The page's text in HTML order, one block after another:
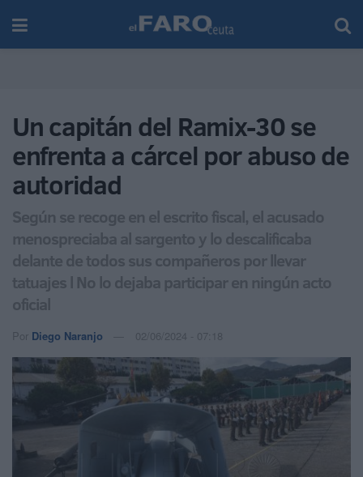
Un capitán del Ramix-30 se
enfrenta a cárcel por abuso de
autoridad
Según se recoge en el escrito fiscal, el acusado
menospreciaba al sargento y lo descalificaba
delante de todos sus compañeros por llevar
tatuajes l No lo dejaba participar en ningún acto
oficial
Por Diego Naranjo 02/06/2024 - 07:18